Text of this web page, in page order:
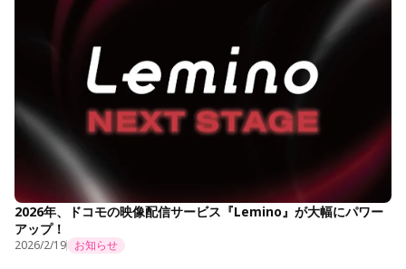
2026年、ドコモの映像配信サービス『Lemino』が大幅にパワー
アップ！
2026/2/19 お知らせ